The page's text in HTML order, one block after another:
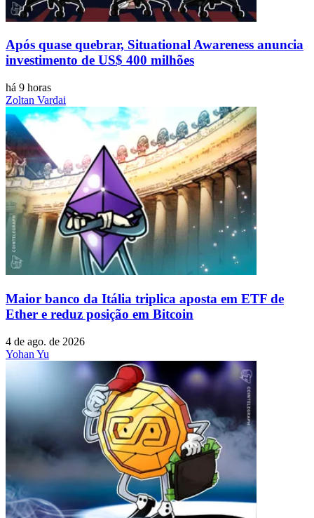
Após quase quebrar, Situational Awareness anuncia
investimento de US$ 400 milhões
há 9 horas
Zoltan Vardai
Maior banco da Itália triplica aposta em ETF de
Ether e reduz posição em Bitcoin
4 de ago. de 2026
Yohan Yu